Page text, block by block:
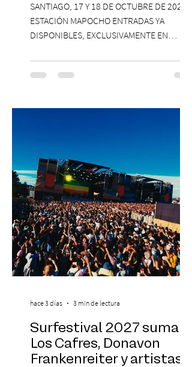
SANTIAGO, 17 Y 18 DE OCTUBRE DE 2026,
ESTACIÓN MAPOCHO ENTRADAS YA
DISPONIBLES, EXCLUSIVAMENTE EN
con una edición renovada que reunirá
yoga, bienestar y vida consciente, con la
Antonella Orsini, Yoga Woman y más
Centro Cultural Estación Mapocho, espacio
que albergará durante dos jornadas una
pro
Surfestival 2027 suma a
Los Cafres, Donavon
Frankenreiter y artistas
hace 3 días 3 min de lectura